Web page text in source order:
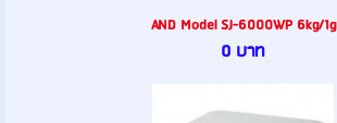
AND Model SJ-6000WP 6kg/1g
0 บาท